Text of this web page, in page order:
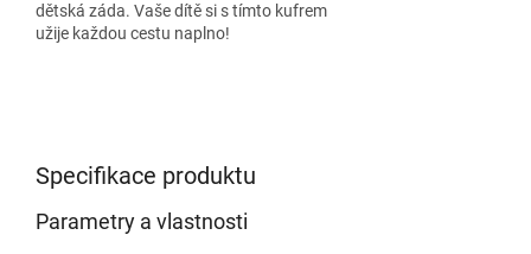
dětská záda. Vaše dítě si s tímto kufrem
užije každou cestu naplno!
Specifikace produktu
Parametry a vlastnosti